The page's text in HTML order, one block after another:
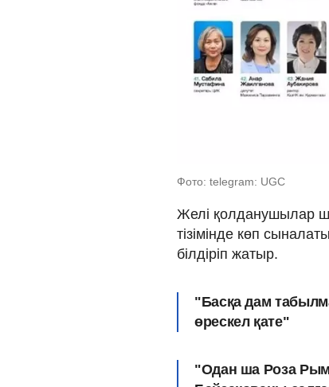
Фото: telegram: UGC
Желі қолданушылар
тізімінде көп
білдіріп жатыр.
"Басқа дам
өрескел қате"
"Одан ша Роза